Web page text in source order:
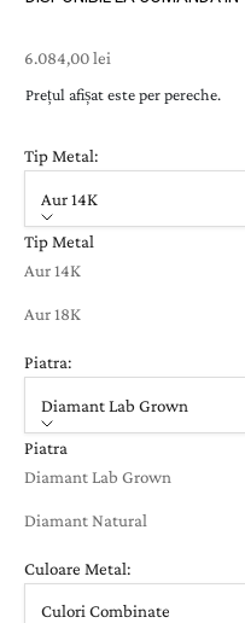
Preț cu reducere
6.084,00 lei
Prețul afișat este per pereche.
Tip Metal:
Aur 14K
Tip Metal
Aur 14K
Aur 18K
Piatra:
Diamant Lab Grown
Piatra
Diamant Lab Grown
Diamant Natural
Culoare Metal:
Culori Combinate